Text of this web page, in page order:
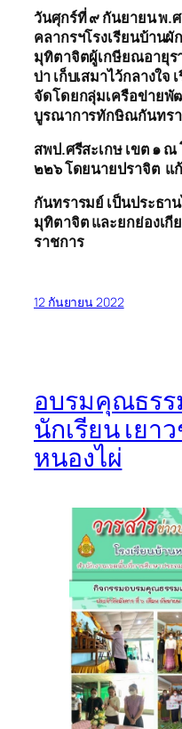
วันศุกร์ที่ ๙ กันยายนพ.
คลากรฯโรงเรียนบ้านผั
มุทิตาจิตผู้เกษียณอายุร
บ่า เก็บเสมาไว้กลางใจ
จัดโดยกลุ่มเครือข่าย
บูรณาการทักษิณกันทรา
สพป.ศรีสะเกษเขต ๑ ณ
๒๒๖ โดยนายปราจิต แ
กันทรารมย์เป็นประธาน
มุทิตาจิต และยกย่องเ
ราชการ
12 กันยายน 2022
อบรมคุณธรร
นักเรียน เยา
หนองไผ่